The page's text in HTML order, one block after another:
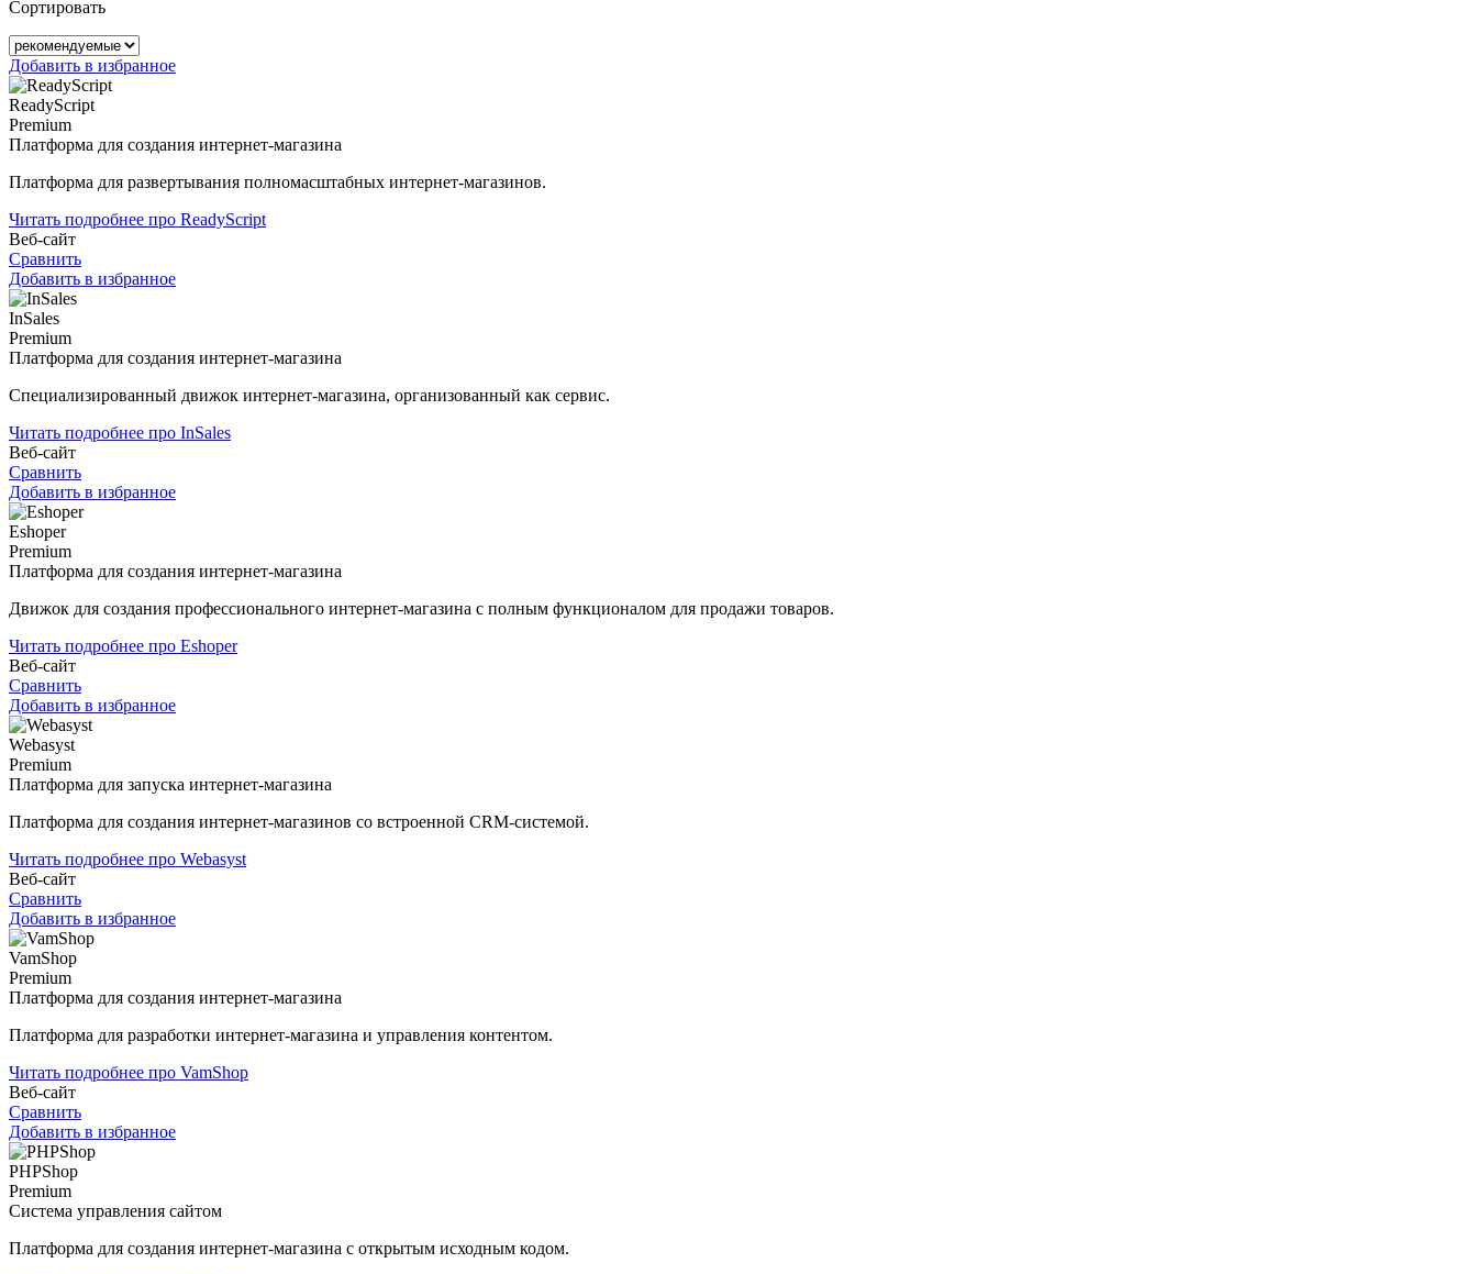
Сортировать
Добавить в избранное
ReadyScript
Premium
Платформа для создания интернет-магазина
Платформа для развертывания полномасштабных интернет-магазинов.
Читать подробнее про ReadyScript
Веб-сайт
Сравнить
Добавить в избранное
InSales
Premium
Платформа для создания интернет-магазина
Cпециализированный движок интернет-магазина, организованный как сервис.
Читать подробнее про InSales
Веб-сайт
Сравнить
Добавить в избранное
Eshoper
Premium
Платформа для создания интернет-магазина
Движок для создания профессионального интернет-магазина с полным функционалом для продажи товаров.
Читать подробнее про Eshoper
Веб-сайт
Сравнить
Добавить в избранное
Webasyst
Premium
Платформа для запуска интернет-магазина
Платформа для создания интернет-магазинов со встроенной CRM-системой.
Читать подробнее про Webasyst
Веб-сайт
Сравнить
Добавить в избранное
VamShop
Premium
Платформа для создания интернет-магазина
Платформа для разработки интернет-магазина и управления контентом.
Читать подробнее про VamShop
Веб-сайт
Сравнить
Добавить в избранное
PHPShop
Premium
Система управления сайтом
Платформа для создания интернет-магазина с открытым исходным кодом.